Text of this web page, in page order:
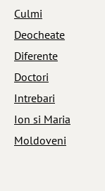
Culmi
Deocheate
Diferente
Doctori
Intrebari
Ion si Maria
Moldoveni